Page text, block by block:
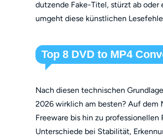
dutzende Fake-Titel, stürzt ab oder
umgeht diese künstlichen
Top 8 DVD to MP4
Nach diesen technischen
2026 wirklich am besten? Auf dem
Freeware bis hin zu
Unterschiede bei Stabilität,